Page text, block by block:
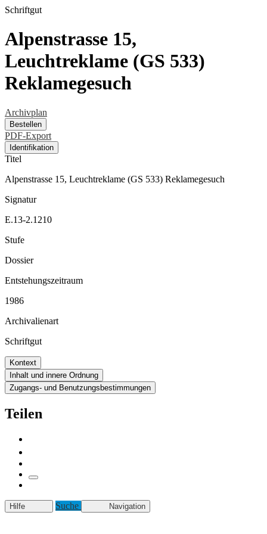
Schriftgut
Alpenstrasse 15,
Leuchtreklame (GS 533)
Reklamegesuch
Archivplan
Bestellen
PDF-Export
Identifikation
Titel
Alpenstrasse 15, Leuchtreklame (GS 533) Reklamegesuch
Signatur
E.13-2.1210
Stufe
Dossier
Entstehungszeitraum
1986
Archivalienart
Schriftgut
Kontext
Inhalt und innere Ordnung
Zugangs- und Benutzungsbestimmungen
Teilen
Hilfe Suche Navigation